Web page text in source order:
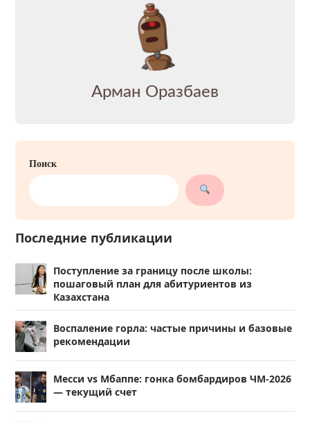
Арман Оразбаев
Поиск
Последние публикации
Поступление за границу после школы:
пошаговый план для абитуриентов из
Казахстана
Воспаление горла: частые причины и базовые
рекомендации
Месси vs Мбаппе: гонка бомбардиров ЧМ-2026
— текущий счет